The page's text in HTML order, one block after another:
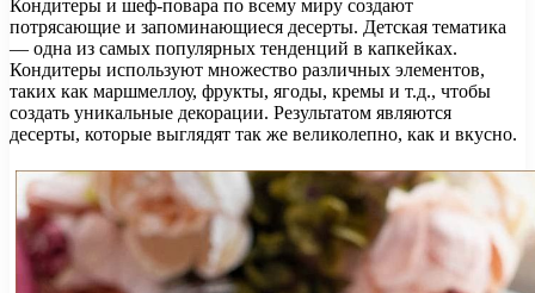
Кондитеры и шеф-повара по всему миру создают
потрясающие и запоминающиеся десерты. Детская тематика
— одна из самых популярных тенденций в капкейках.
Кондитеры используют множество различных элементов,
таких как маршмеллоу, фрукты, ягоды, кремы и т.д., чтобы
создать уникальные декорации. Результатом являются
десерты, которые выглядят так же великолепно, как и вкусно.